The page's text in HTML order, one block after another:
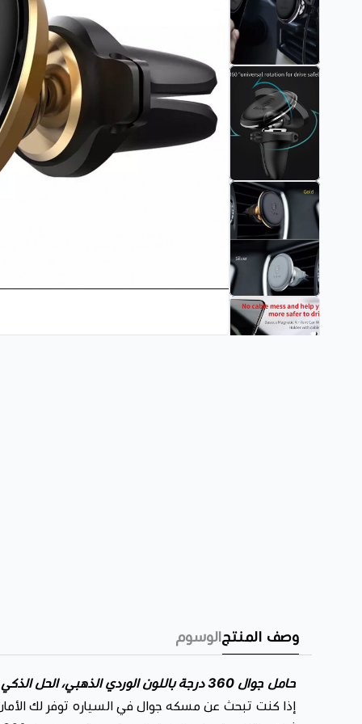
وصف المنتجالوسوم
حامل جوال 360 درجة باللون الوردي الذهبي، الحل الذكي لتثبيت هاتفك وشحنه بأمان أثناء القيادة.
إذا كنت تبحث عن مسكه جوال في السياره توفر لك